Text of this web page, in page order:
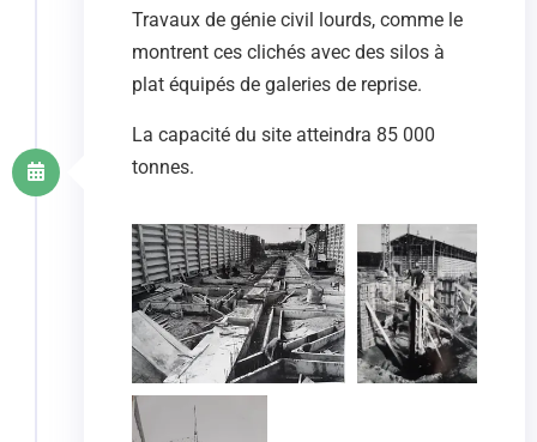
Travaux de génie civil lourds, comme le
montrent ces clichés avec des silos à
plat équipés de galeries de reprise.
La capacité du site atteindra 85 000
tonnes.